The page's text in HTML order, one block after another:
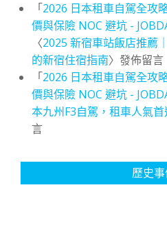
「2026 日本租車自駕全攻
價與保險 NOC 避坑 -
〈2025 新宿車站飯店推薦
的新宿住宿指南〉發佈留言
「2026 日本租車自駕全攻
價與保險 NOC 避坑 -
本九州F3自駕，租車人氣
言
歷史